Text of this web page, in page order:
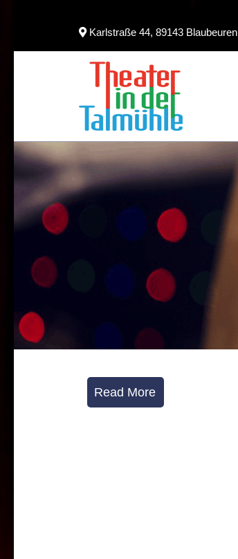
Karlstraße 44, 89143 Blaubeuren
Read More